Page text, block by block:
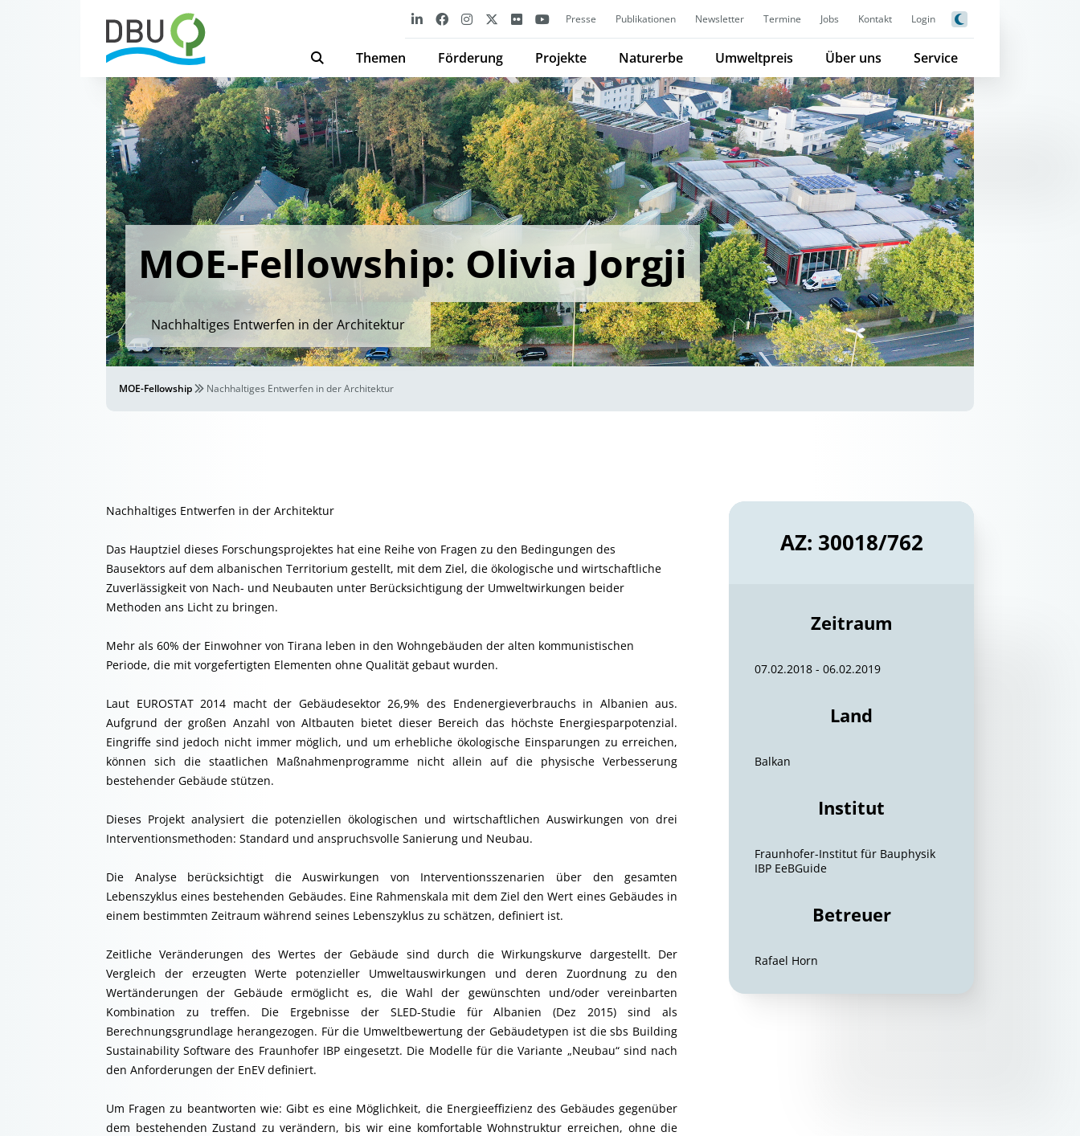
Presse Publikationen Newsletter Termine Jobs Kontakt Login
Themen Förderung Projekte Naturerbe Umweltpreis Über uns Service
MOE-Fellowship: Olivia Jorgji
Nachhaltiges Entwerfen in der Architektur
MOE-Fellowship Nachhaltiges Entwerfen in der Architektur
Nachhaltiges Entwerfen in der Architektur
Das Hauptziel dieses Forschungsprojektes hat eine Reihe von Fragen zu den Bedingungen des
Bausektors auf dem albanischen Territorium gestellt, mit dem Ziel, die ökologische und wirtschaftliche
Zuverlässigkeit von Nach- und Neubauten unter Berücksichtigung der Umweltwirkungen beider
Methoden ans Licht zu bringen.
Mehr als 60% der Einwohner von Tirana leben in den Wohngebäuden der alten kommunistischen
Periode, die mit vorgefertigten Elementen ohne Qualität gebaut wurden.
Laut EUROSTAT 2014 macht der Gebäudesektor 26,9% des Endenergieverbrauchs in Albanien aus.
Aufgrund der großen Anzahl von Altbauten bietet dieser Bereich das höchste Energiesparpotenzial.
Eingriffe sind jedoch nicht immer möglich, und um erhebliche ökologische Einsparungen zu erreichen,
können sich die staatlichen Maßnahmenprogramme nicht allein auf die physische Verbesserung
bestehender Gebäude stützen.
Dieses Projekt analysiert die potenziellen ökologischen und wirtschaftlichen Auswirkungen von drei
Interventionsmethoden: Standard und anspruchsvolle Sanierung und Neubau.
Die Analyse berücksichtigt die Auswirkungen von Interventionsszenarien über den gesamten
Lebenszyklus eines bestehenden Gebäudes. Eine Rahmenskala mit dem Ziel den Wert eines Gebäudes in
einem bestimmten Zeitraum während seines Lebenszyklus zu schätzen, definiert ist.
Zeitliche Veränderungen des Wertes der Gebäude sind durch die Wirkungskurve dargestellt. Der
Vergleich der erzeugten Werte potenzieller Umweltauswirkungen und deren Zuordnung zu den
Wertänderungen der Gebäude ermöglicht es, die Wahl der gewünschten und/oder vereinbarten
Kombination zu treffen. Die Ergebnisse der SLED-Studie für Albanien (Dez 2015) sind als
Berechnungsgrundlage herangezogen. Für die Umweltbewertung der Gebäudetypen ist die sbs Building
Sustainability Software des Fraunhofer IBP eingesetzt. Die Modelle für die Variante „Neubau“ sind nach
den Anforderungen der EnEV definiert.
Um Fragen zu beantworten wie: Gibt es eine Möglichkeit, die Energieeffizienz des Gebäudes gegenüber
dem bestehenden Zustand zu verändern, bis wir eine komfortable Wohnstruktur erreichen, ohne die
AZ: 30018/762
Zeitraum
07.02.2018 - 06.02.2019
Land
Balkan
Institut
Fraunhofer-Institut für Bauphysik
IBP EeBGuide
Betreuer
Rafael Horn